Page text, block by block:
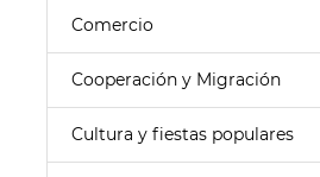
Comercio
Cooperación y Migración
Cultura y fiestas populares